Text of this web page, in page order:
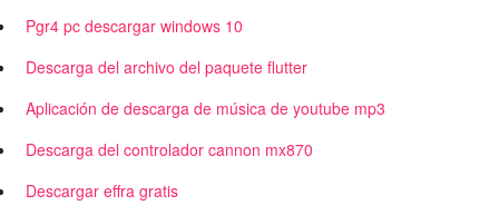
Pgr4 pc descargar windows 10
Descarga del archivo del paquete flutter
Aplicación de descarga de música de youtube mp3
Descarga del controlador cannon mx870
Descargar effra gratis